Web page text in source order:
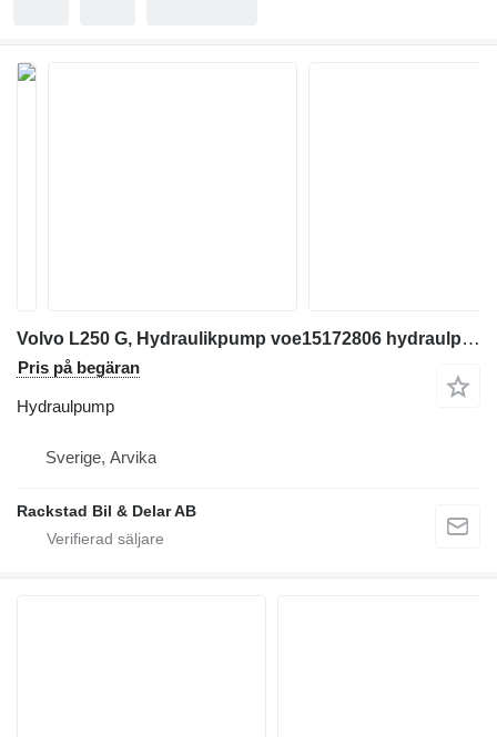
Volvo L250 G, Hydraulikpump voe15172806 hydraulpump
Pris på begäran
Hydraulpump
Sverige, Arvika
Rackstad Bil & Delar AB